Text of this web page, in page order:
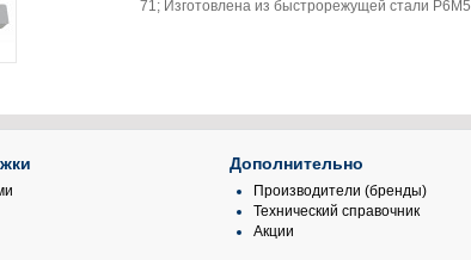
71; Изготовлена из быстрорежущей стали
Дополнительно
Производители (бренды)
Технический справочник
Акции